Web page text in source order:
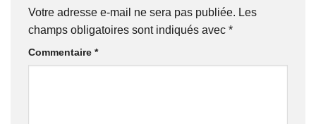
Votre adresse e-mail ne sera pas publiée. Les
champs obligatoires sont indiqués avec *
Commentaire *